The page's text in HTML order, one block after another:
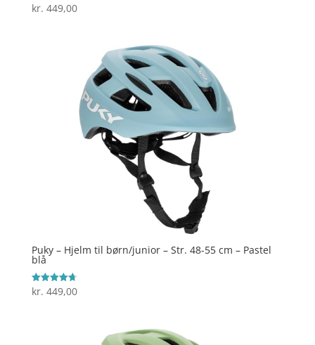
Vurderet
4
kr. 449,00
Puky – Hjelm til børn/junior – Str. 48-55 cm – Pastel
blå
Vurderet
4.7
kr. 449,00